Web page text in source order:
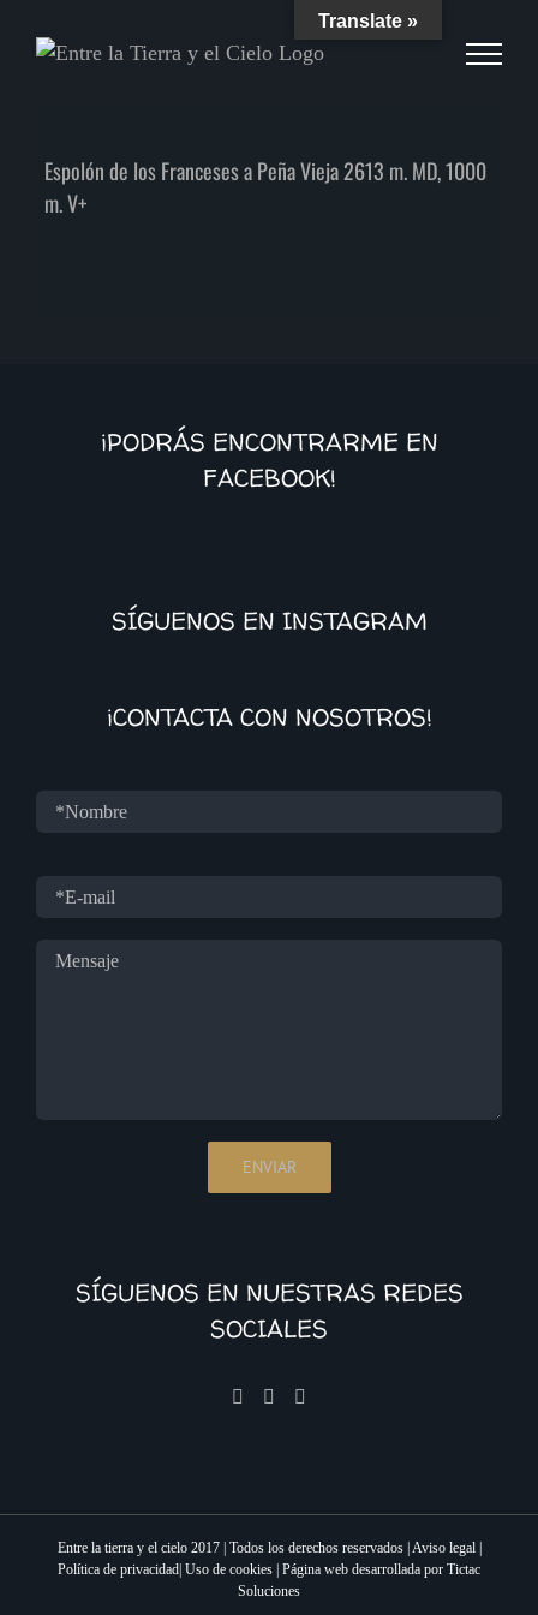
Espolón de los Franceses a Peña Vieja 2613 m. MD, 1000
m. V+
¡PODRÁS ENCONTRARME EN
FACEBOOK!
SÍGUENOS EN INSTAGRAM
¡CONTACTA CON NOSOTROS!
SÍGUENOS EN NUESTRAS REDES
SOCIALES
Entre la tierra y el cielo 2017 | Todos los derechos reservados | Aviso legal|
Política de privacidad Uso de cookies Página web desarrollada por Tictac
Soluciones
Translate »